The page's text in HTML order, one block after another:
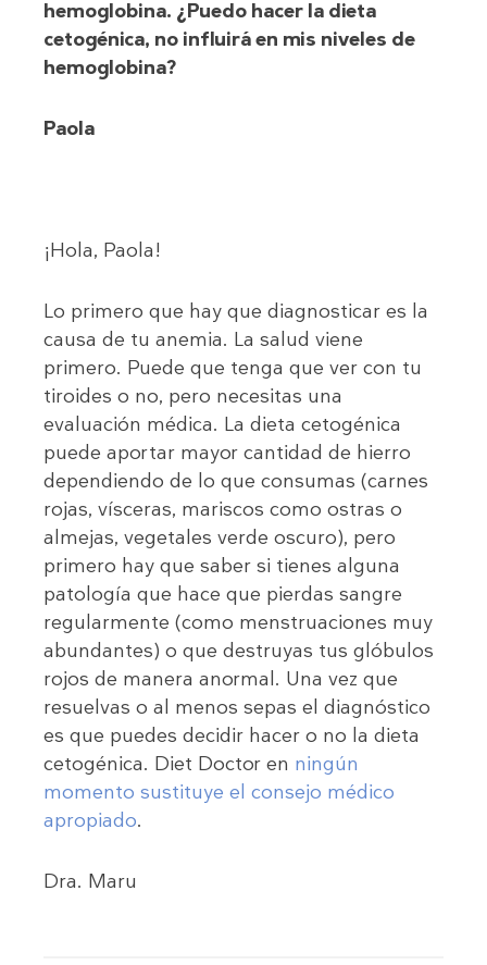
hemoglobina. ¿Puedo hacer la dieta
cetogénica, no influirá en mis niveles de
hemoglobina?
Paola
¡Hola, Paola!
Lo primero que hay que diagnosticar es la
causa de tu anemia. La salud viene
primero. Puede que tenga que ver con tu
tiroides o no, pero necesitas una
evaluación médica. La dieta cetogénica
puede aportar mayor cantidad de hierro
dependiendo de lo que consumas (carnes
rojas, vísceras, mariscos como ostras o
almejas, vegetales verde oscuro), pero
primero hay que saber si tienes alguna
patología que hace que pierdas sangre
regularmente (como menstruaciones muy
abundantes) o que destruyas tus glóbulos
rojos de manera anormal. Una vez que
resuelvas o al menos sepas el diagnóstico
es que puedes decidir hacer o no la dieta
cetogénica. Diet Doctor en ningún
momento sustituye el consejo médico
apropiado.
Dra. Maru